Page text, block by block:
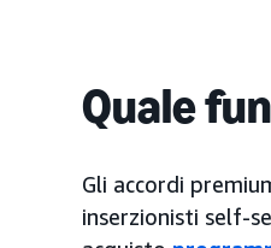
Quale
Gli accordi
inserzionisti self-